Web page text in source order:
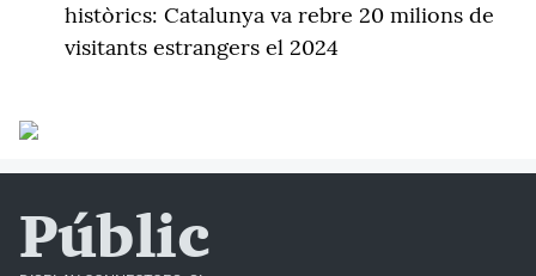
històrics: Catalunya va rebre 20 milions de
visitants estrangers el 2024
Públic